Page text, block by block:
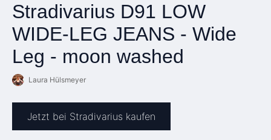
Stradivarius D91 LOW
WIDE-LEG JEANS - Wide
Leg - moon washed
Laura Hülsmeyer
Jetzt bei Stradivarius kaufen